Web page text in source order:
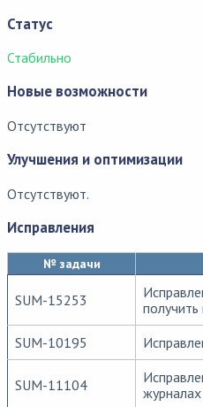
Статус
Стабильно
Новые возможности
Отсутствуют
Улучшения и оптимизации
Отсутствуют.
Исправления
№ задачи
SUM-15253
SUM-10195
SUM-11104